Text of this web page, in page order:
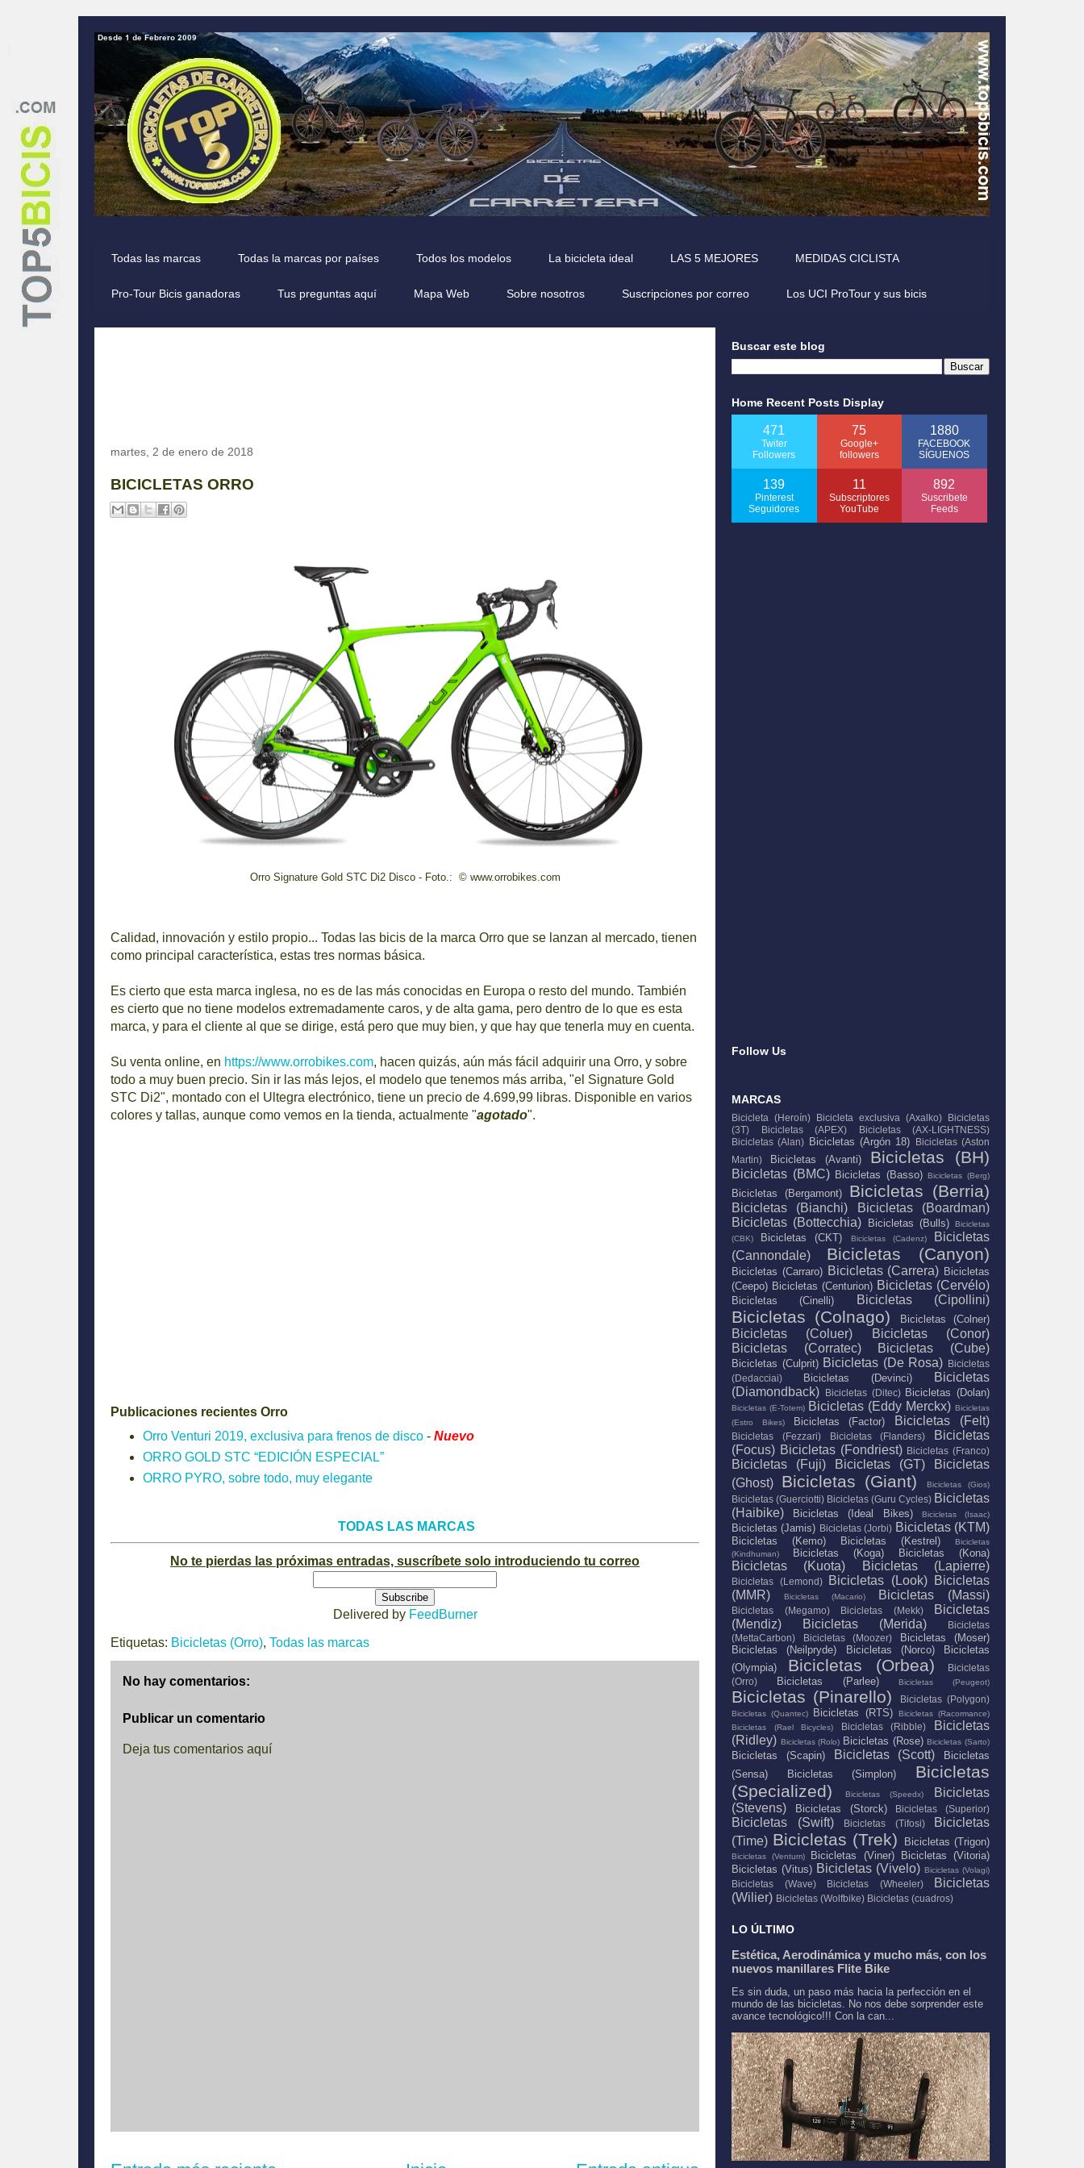
Todas las marcas Todas la marcas por países Todos los modelos La bicicleta ideal LAS 5 MEJORES MEDIDAS CICLISTA
Pro-Tour Bicis ganadoras Tus preguntas aquí Mapa Web Sobre nosotros Suscripciones por correo Los UCI ProTour y sus bicis
martes, 2 de enero de 2018
BICICLETAS ORRO
Orro Signature Gold STC Di2 Disco - Foto.: © www.orrobikes.com
Calidad, innovación y estilo propio... Todas las bicis de la marca Orro que se lanzan al mercado, tienen
como principal característica, estas tres normas básica.
Es cierto que esta marca inglesa, no es de las más conocidas en Europa o resto del mundo. También
es cierto que no tiene modelos extremadamente caros, y de alta gama, pero dentro de lo que es esta
marca, y para el cliente al que se dirige, está pero que muy bien, y que hay que tenerla muy en cuenta.
Su venta online, en https://www.orrobikes.com, hacen quizás, aún más fácil adquirir una Orro, y sobre
todo a muy buen precio. Sin ir las más lejos, el modelo que tenemos más arriba, "el Signature Gold
STC Di2", montado con el Ultegra electrónico, tiene un precio de 4.699,99 libras. Disponible en varios
colores y tallas, aunque como vemos en la tienda, actualmente "agotado".
Publicaciones recientes Orro
Orro Venturi 2019, exclusiva para frenos de disco - Nuevo
ORRO GOLD STC “EDICIÓN ESPECIAL”
ORRO PYRO, sobre todo, muy elegante
TODAS LAS MARCAS
No te pierdas las próximas entradas, suscríbete solo introduciendo tu correo
Delivered by FeedBurner
Etiquetas: Bicicletas (Orro), Todas las marcas
No hay comentarios:
Publicar un comentario
Deja tus comentarios aquí
Buscar este blog
Home Recent Posts Display
471
Twiter
Followers
75
Google+
followers
1880
FACEBOOK
SÍGUENOS
139
Pinterest
Seguidores
11
Subscriptores
YouTube
892
Suscribete
Feeds
Follow Us
MARCAS
Bicicleta (Heroín) Bicicleta exclusiva (Axalko)
Bicicletas
(3T)
Bicicletas (APEX)
Bicicletas (AX-LIGHTNESS)
Bicicletas (Alan)
Bicicletas (Argón 18)
Bicicletas (Aston
Martin)
Bicicletas (Avanti) Bicicletas (BH)
Bicicletas (BMC) Bicicletas (Basso) Bicicletas (Berg)
Bicicletas (Bergamont) Bicicletas (Berria)
Bicicletas (Bianchi)
Bicicletas (Boardman)
Bicicletas (Bottecchia)
Bicicletas (Bulls)
Bicicletas
(CBK)
Bicicletas (CKT) Bicicletas (Cadenz)
Bicicletas
(Cannondale)
Bicicletas (Canyon)
Bicicletas (Carraro) Bicicletas (Carrera) Bicicletas
(Ceepo) Bicicletas (Centurion) Bicicletas (Cervélo)
Bicicletas (Cinelli) Bicicletas (Cipollini)
Bicicletas (Colnago) Bicicletas (Colner)
Bicicletas (Coluer)
Bicicletas (Conor)
Bicicletas (Corratec)
Bicicletas (Cube)
Bicicletas (Culprit) Bicicletas (De Rosa) Bicicletas
(Dedacciai)
Bicicletas (Devinci)
Bicicletas
(Diamondback)
Bicicletas (Ditec) Bicicletas (Dolan)
Bicicletas (E-Totem) Bicicletas (Eddy Merckx) Bicicletas
(Estro Bikes)
Bicicletas (Factor) Bicicletas (Felt)
Bicicletas (Fezzari) Bicicletas (Flanders)
Bicicletas
(Focus) Bicicletas (Fondriest) Bicicletas (Franco)
Bicicletas (Fuji) Bicicletas (GT)
Bicicletas
(Ghost)
Bicicletas (Giant) Bicicletas (Gios)
Bicicletas (Guerciotti) Bicicletas (Guru Cycles) Bicicletas
(Haibike)
Bicicletas (Ideal Bikes) Bicicletas (Isaac)
Bicicletas (Jamis) Bicicletas (Jorbi) Bicicletas (KTM)
Bicicletas (Kemo) Bicicletas (Kestrel)
Bicicletas
(Kindhuman)
Bicicletas (Koga) Bicicletas (Kona)
Bicicletas (Kuota) Bicicletas (Lapierre)
Bicicletas (Lemond) Bicicletas (Look)
Bicicletas
(MMR)
Bicicletas (Macario) Bicicletas (Massi)
Bicicletas (Megamo) Bicicletas (Mekk)
Bicicletas
(Mendiz)
Bicicletas (Merida)
Bicicletas
(MettaCarbon)
Bicicletas (Moozer)
Bicicletas (Moser)
Bicicletas (Neilpryde)
Bicicletas (Norco)
Bicicletas
(Olympia)
Bicicletas (Orbea)
Bicicletas
(Orro)
Bicicletas (Parlee) Bicicletas (Peugeot)
Bicicletas (Pinarello) Bicicletas (Polygon)
Bicicletas (Quantec) Bicicletas (RTS)
Bicicletas (Racormance)
Bicicletas (Rael Bicycles)
Bicicletas (Ribble)
Bicicletas
(Ridley) Bicicletas (Rolo) Bicicletas (Rose) Bicicletas (Sarto)
Bicicletas (Scapin) Bicicletas (Scott)
Bicicletas
(Sensa)
Bicicletas (Simplon)
Bicicletas
(Specialized)
Bicicletas (Speedx)
Bicicletas
(Stevens)
Bicicletas (Storck) Bicicletas (Superior)
Bicicletas (Swift) Bicicletas (Tifosi)
Bicicletas
(Time) Bicicletas (Trek) Bicicletas (Trigon)
Bicicletas (Ventum) Bicicletas (Viner)
Bicicletas (Vitoria)
Bicicletas (Vitus) Bicicletas (Vivelo) Bicicletas (Volagi)
Bicicletas (Wave) Bicicletas (Wheeler)
Bicicletas
(Wilier) Bicicletas (Wolfbike) Bicicletas (cuadros)
LO ÚLTIMO
Estética, Aerodinámica y mucho más, con los
nuevos manillares Flite Bike
Es sin duda, un paso más hacia la perfección en el
mundo de las bicicletas. No nos debe sorprender este
avance tecnológico!!! Con la can...